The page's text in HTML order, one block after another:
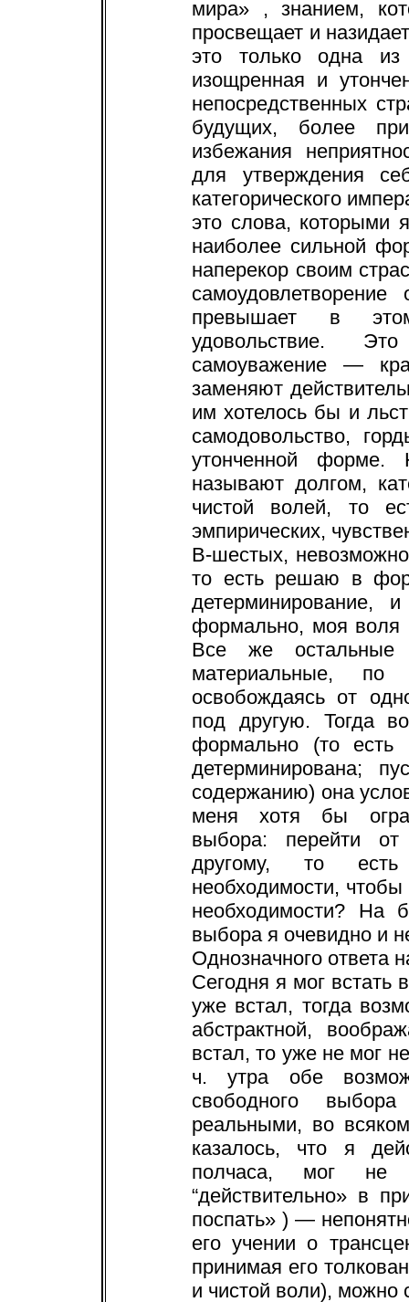
мира» , знанием,
просвещает и
это только одна
изощренная и
непосредственных
будущих, более
избежания
для утверждения
категорического
это слова, которыми
наиболее сильной
наперекор своим
превышает в
удовольствие.
самоуважение —
заменяют
им хотелось бы и
самодовольство,
утонченной
называют долгом,
чистой волей, то
эмпирических,
В-шестых,
то есть решаю в
детерминирование,
формально, моя воля
Все же остальные
материальные,
освобождаясь от
под другую. Тогда
формально (то
детерминирована;
содержанию) она
меня хотя бы
выбора: перейти от
другому, то
необходимости,
необходимости? На
выбора я очевидно и
Однозначного ответа
Сегодня я мог встать
уже встал, тогда
абстрактной,
встал, то уже не мог
ч. утра обе
свободного
реальными, во
казалось, что я
полчаса, мог не
“действительно» в
поспать» ) —
его учении о
принимая его
и чистой воли), можно